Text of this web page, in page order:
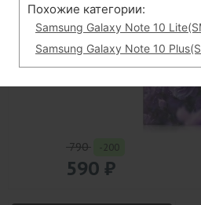
790 -200
590 ₽
Похожие категории:
Samsung Galaxy Note 10
Samsung Galaxy Note 10